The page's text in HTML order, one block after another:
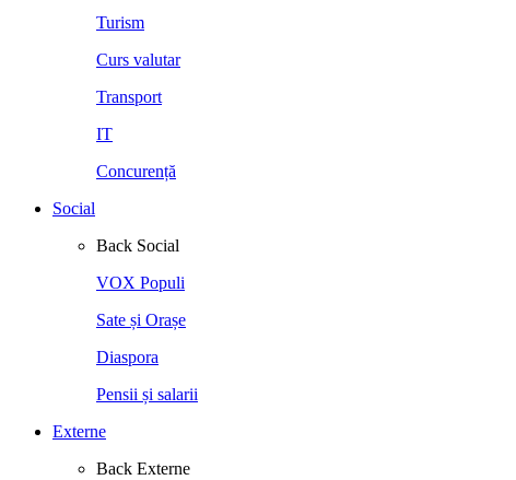
Turism
Curs valutar
Transport
IT
Concurență
Social
Back Social
VOX Populi
Sate și Orașe
Diaspora
Pensii și salarii
Externe
Back Externe